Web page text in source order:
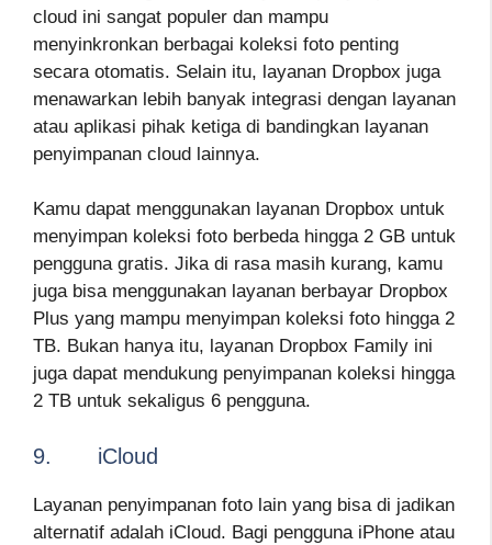
cloud ini sangat populer dan mampu
menyinkronkan berbagai koleksi foto penting
secara otomatis. Selain itu, layanan Dropbox juga
menawarkan lebih banyak integrasi dengan layanan
atau aplikasi pihak ketiga di bandingkan layanan
penyimpanan cloud lainnya.
Kamu dapat menggunakan layanan Dropbox untuk
menyimpan koleksi foto berbeda hingga 2 GB untuk
pengguna gratis. Jika di rasa masih kurang, kamu
juga bisa menggunakan layanan berbayar Dropbox
Plus yang mampu menyimpan koleksi foto hingga 2
TB. Bukan hanya itu, layanan Dropbox Family ini
juga dapat mendukung penyimpanan koleksi hingga
2 TB untuk sekaligus 6 pengguna.
9. iCloud
Layanan penyimpanan foto lain yang bisa di jadikan
alternatif adalah iCloud. Bagi pengguna iPhone atau